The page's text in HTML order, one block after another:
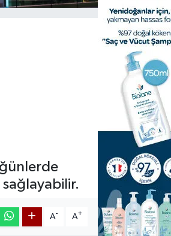
sağlayabilir.
A- A+